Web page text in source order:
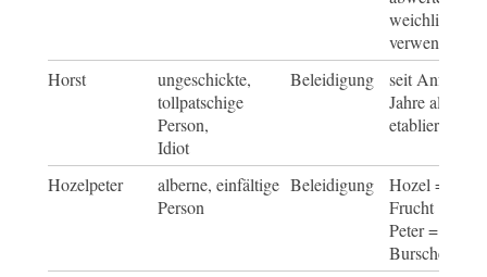
weichliche
verwendet
Horst
ungeschickte,
tollpatschige
Person,
Idiot
Beleidigung
seit Anfang
Jahre als
etabliert
Hozelpeter
alberne, einfältige
Person
Beleidigung
Hozel =
Frucht
Peter =
Bursche oder